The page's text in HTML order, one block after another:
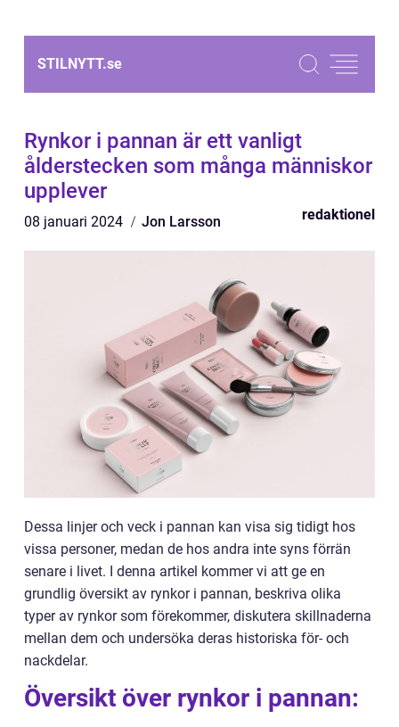
STILNYTT.se
Rynkor i pannan är ett vanligt
ålderstecken som många människor
upplever
08 januari 2024 Jon Larsson redaktionel
Dessa linjer och veck i pannan kan visa sig tidigt hos
vissa personer, medan de hos andra inte syns förrän
senare i livet. I denna artikel kommer vi att ge en
grundlig översikt av rynkor i pannan, beskriva olika
typer av rynkor som förekommer, diskutera skillnaderna
mellan dem och undersöka deras historiska för- och
nackdelar.
Översikt över rynkor i pannan: